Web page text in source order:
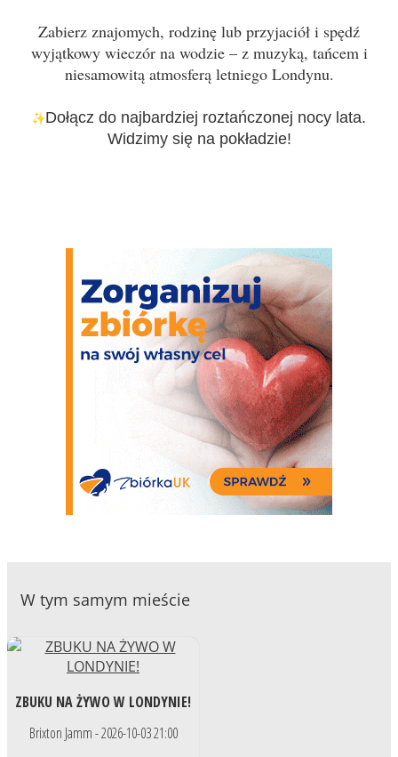
Zabierz znajomych, rodzinę lub przyjaciół i spędź
wyjątkowy wieczór na wodzie – z muzyką, tańcem i
niesamowitą atmosferą letniego Londynu.
Dołącz do najbardziej roztańczonej nocy lata.
Widzimy się na pokładzie!
W tym samym mieście
ZBUKU NA ŻYWO W LONDYNIE!
Brixton Jamm - 2026-10-03 21:00